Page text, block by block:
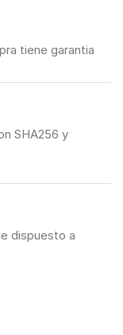
tiene garantia
SHA256 y
dispuesto a